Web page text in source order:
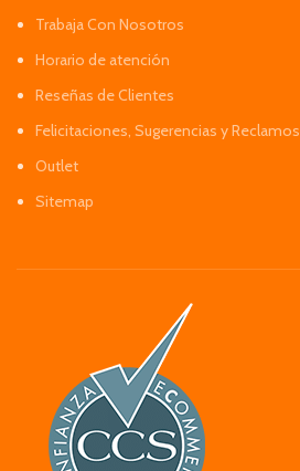
Trabaja Con Nosotros
Horario de atención
Reseñas de Clientes
Felicitaciones, Sugerencias y Reclamos
Outlet
Sitemap